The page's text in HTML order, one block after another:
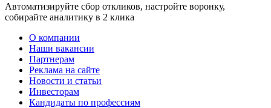
Автоматизируйте сбор откликов, настройте воронку,
собирайте аналитику в 2 клика
О компании
Наши вакансии
Партнерам
Реклама на сайте
Новости и статьи
Инвесторам
Кандидаты по профессиям